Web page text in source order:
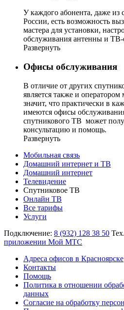
У каждого абонента, даже из
России, есть возможность
мастера для установки,
обслуживания антенны и ТВ-
Развернуть
Офисы обслуживания
В отличие от других
является также и
значит, что практически в
имеются офисы
спутникового ТВ может
консультацию и помощь.
Развернуть
Мобильная связь
Домашний интернет и ТВ
Домашний интернет
Телевидение
Спутниковое ТВ
Онлайн ТВ
Все тарифы
Услуги
Подключение: 8 (932) 128 38 50
приложении Мой МТС
Адреса офисов в Красноярске
Контакты
Помощь
Политика в отношении
данных
Согласие на обработку